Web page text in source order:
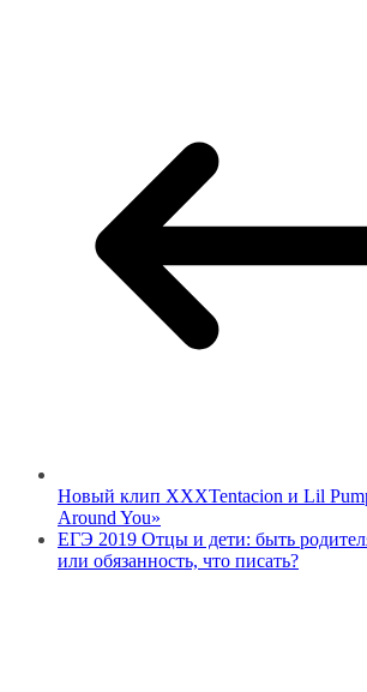
Новый клип XXXTentacion и Lil
Around You»
ЕГЭ 2019 Отцы и дети: быть
или обязанность, что писать?